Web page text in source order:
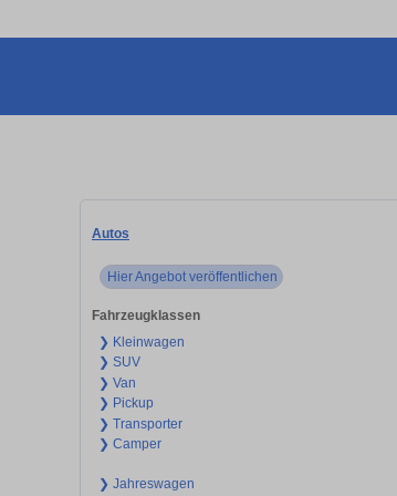
Autos
Hier Angebot veröffentlichen
Fahrzeugklassen
❯ Kleinwagen
❯ SUV
❯ Van
❯ Pickup
❯ Transporter
❯ Camper
❯ Jahreswagen